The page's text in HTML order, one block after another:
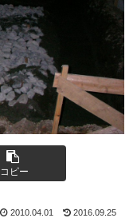
コピー
2010.04.01 2016.09.25